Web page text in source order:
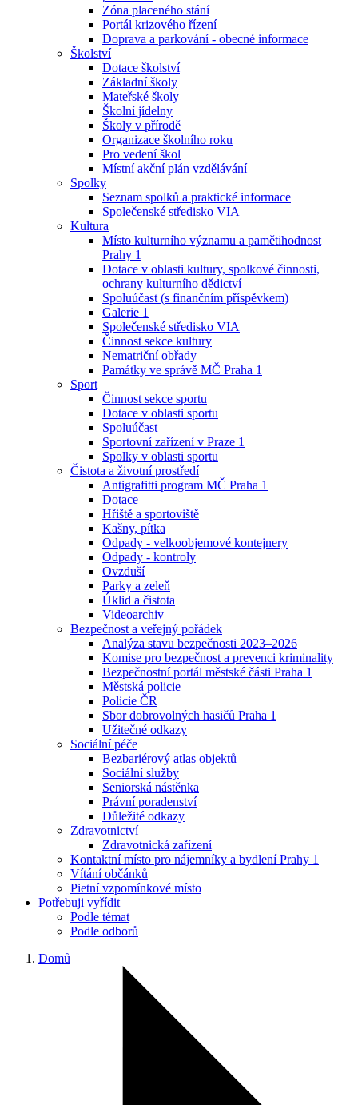
Zóna placeného stání
Portál krizového řízení
Doprava a parkování - obecné informace
Školství
Dotace školství
Základní školy
Mateřské školy
Školní jídelny
Školy v přírodě
Organizace školního roku
Pro vedení škol
Místní akční plán vzdělávání
Spolky
Seznam spolků a praktické informace
Společenské středisko VIA
Kultura
Místo kulturního významu a pamětihodnost
Prahy 1
Dotace v oblasti kultury, spolkové činnosti,
ochrany kulturního dědictví
Spoluúčast (s finančním příspěvkem)
Galerie 1
Společenské středisko VIA
Činnost sekce kultury
Nematriční obřady
Památky ve správě MČ Praha 1
Sport
Činnost sekce sportu
Dotace v oblasti sportu
Spoluúčast
Sportovní zařízení v Praze 1
Spolky v oblasti sportu
Čistota a životní prostředí
Antigrafitti program MČ Praha 1
Dotace
Hřiště a sportoviště
Kašny, pítka
Odpady - velkoobjemové kontejnery
Odpady - kontroly
Ovzduší
Parky a zeleň
Úklid a čistota
Videoarchiv
Bezpečnost a veřejný pořádek
Analýza stavu bezpečnosti 2023–2026
Komise pro bezpečnost a prevenci kriminality
Bezpečnostní portál městské části Praha 1
Městská policie
Policie ČR
Sbor dobrovolných hasičů Praha 1
Užitečné odkazy
Sociální péče
Bezbariérový atlas objektů
Sociální služby
Seniorská nástěnka
Právní poradenství
Důležité odkazy
Zdravotnictví
Zdravotnická zařízení
Kontaktní místo pro nájemníky a bydlení Prahy 1
Vítání občánků
Pietní vzpomínkové místo
Potřebuji vyřídit
Podle témat
Podle odborů
Domů